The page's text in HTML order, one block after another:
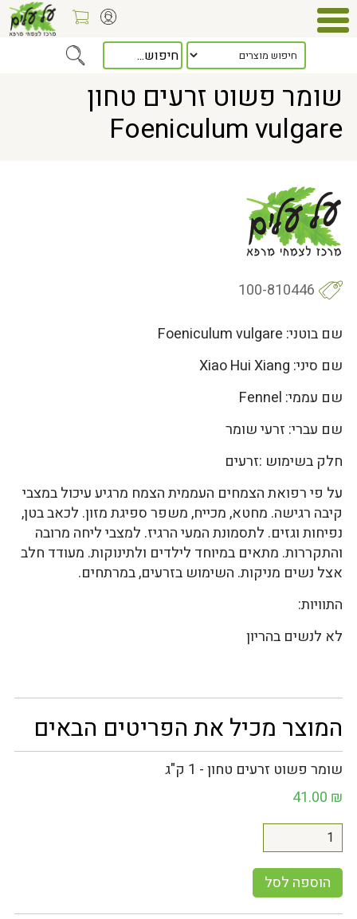
> שומר פשוט זרעים טחון Foeniculum vulgare
שומר פשוט זרעים טחון
Foeniculum vulgare
100-810446
שם בוטני: Foeniculum vulgare
שם סיני: Xiao Hui Xiang
שם עממי: Fennel
שם עברי: זרעי שומר
חלק בשימוש :זרעים
על פי רפואת הצמחים העממית הצמח מרגיע עיכול במצבי
קיבה רגישה. מחטא, מכייח, משפר ספיגת מזון. לכאב בטן,
נפיחות וגזים. לתסמונת המעי הרגיז. למצבי ליחה מרובה
והתקררות. מתאים במיוחד לילדים ולתינוקות. מעודד חלב
אצל נשים מניקות. השימוש בזרעים, במרתחים.
התוויות:
לא לנשים בהריון
המוצר מכיל את הפריטים הבאים
שומר פשוט זרעים טחון - 1 ק"ג
41.00 ₪
הוספה לסל